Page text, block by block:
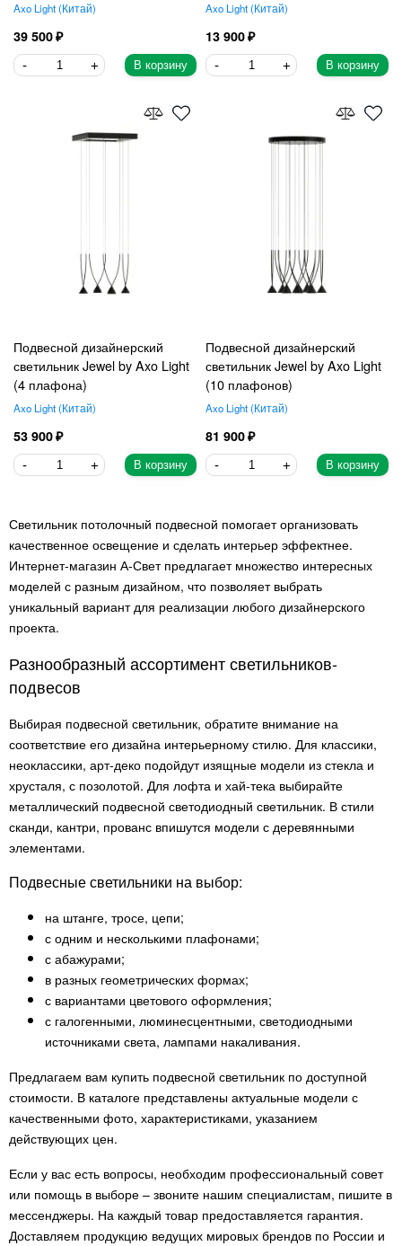
Axo Light Китай
39 500
В корзину
Axo Light Китай
13 900
В корзину
Подвесной дизайнерский
светильник Jewel by Axo Light
(4 плафона)
Axo Light Китай
53 900
В корзину
Подвесной дизайнерский
светильник Jewel by Axo Light
(10 плафонов)
Axo Light Китай
81 900
В корзину
Светильник потолочный подвесной помогает организовать
качественное освещение и сделать интерьер эффектнее.
Интернет-магазин А-Свет предлагает множество интересных
моделей с разным дизайном, что позволяет выбрать
уникальный вариант для реализации любого дизайнерского
проекта.
Разнообразный ассортимент светильников-
подвесов
Выбирая подвесной светильник, обратите внимание на
соответствие его дизайна интерьерному стилю. Для классики,
неоклассики, арт-деко подойдут изящные модели из стекла и
хрусталя, с позолотой. Для лофта и хай-тека выбирайте
металлический подвесной светодиодный светильник. В стили
сканди, кантри, прованс впишутся модели с деревянными
элементами.
Подвесные светильники на выбор:
на штанге, тросе, цепи;
с одним и несколькими плафонами;
с абажурами;
в разных геометрических формах;
с вариантами цветового оформления;
с галогенными, люминесцентными, светодиодными
источниками света, лампами накаливания.
Предлагаем вам купить подвесной светильник по доступной
стоимости. В каталоге представлены актуальные модели с
качественными фото, характеристиками, указанием
действующих цен.
Если у вас есть вопросы, необходим профессиональный совет
или помощь в выборе – звоните нашим специалистам, пишите в
мессенджеры. На каждый товар предоставляется гарантия.
Доставляем продукцию ведущих мировых брендов по России и